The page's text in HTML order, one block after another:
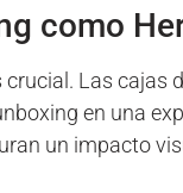
como
Las
en una
un impacto